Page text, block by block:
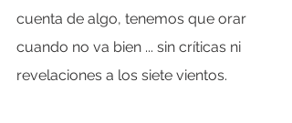
cuenta de algo, tenemos que orar
cuando no va bien ... sin críticas ni
revelaciones a los siete vientos.